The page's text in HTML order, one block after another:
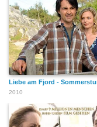
Liebe am Fjord -
2010